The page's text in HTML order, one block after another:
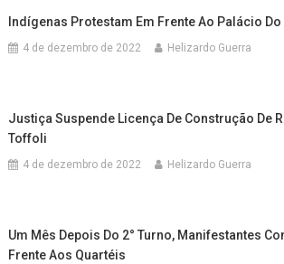
Indígenas Protestam Em Frente Ao Palácio
4 de dezembro de 2022 Helizardo Guerra
Justiça Suspende Licença De Construção De
Toffoli
4 de dezembro de 2022 Helizardo Guerra
Um Mês Depois Do 2° Turno, Manifestantes
Frente Aos Quartéis